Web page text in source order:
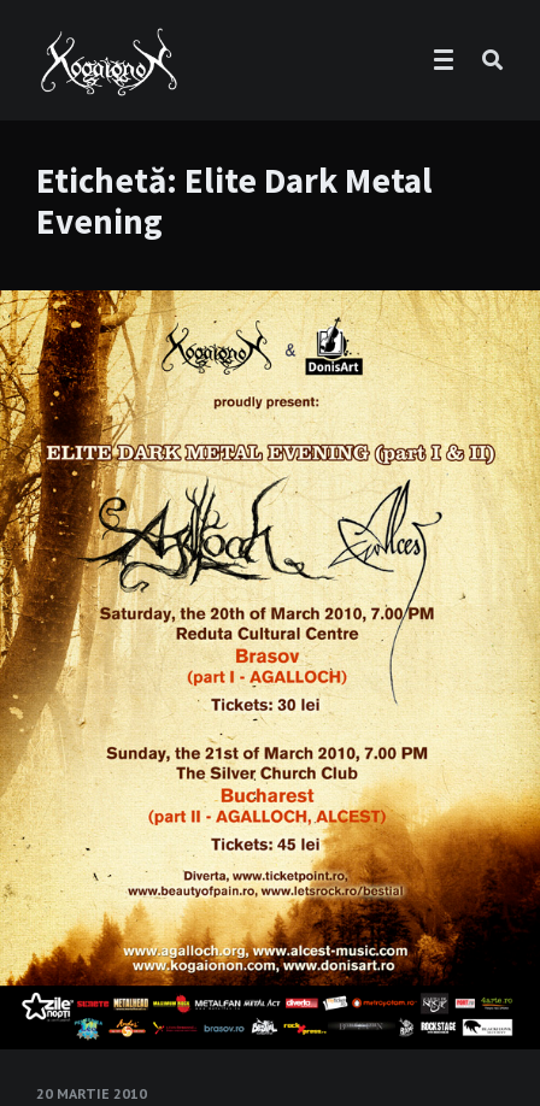
Etichetă: Elite Dark Metal
Evening
20 MARTIE 2010